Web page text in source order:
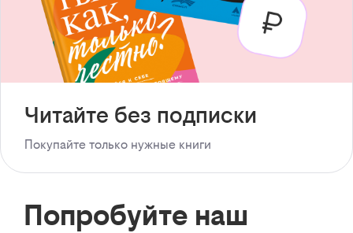
Читайте без подписки
Покупайте только нужные книги
Попробуйте наш